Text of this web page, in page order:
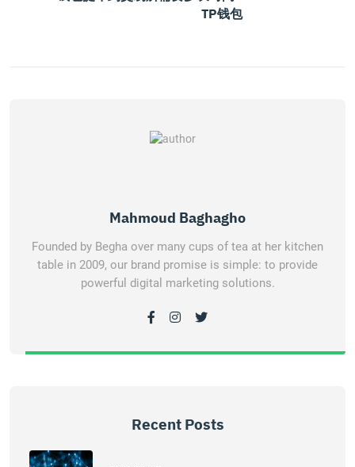
TP钱包
Mahmoud Baghagho
Founded by Begha over many cups of tea at her kitchen
table in 2009, our brand promise is simple: to provide
powerful digital marketing solutions.
Recent Posts